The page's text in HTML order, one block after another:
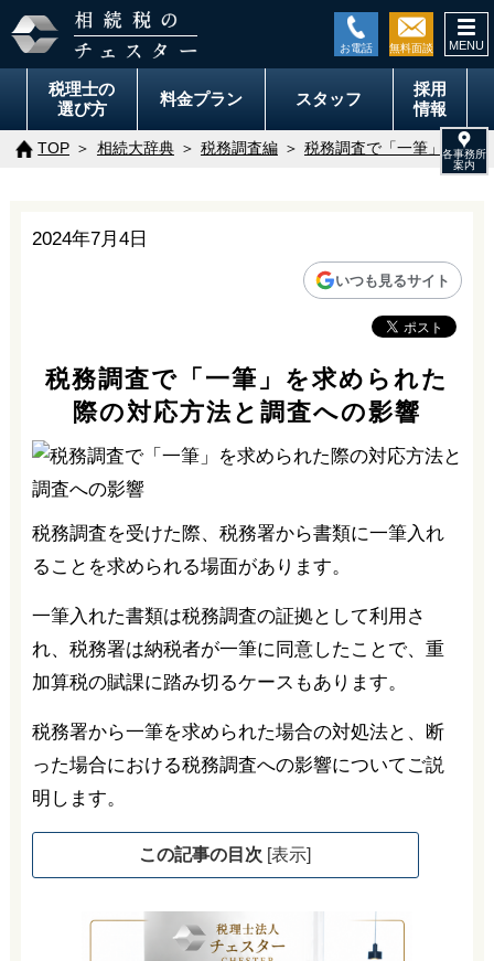
税理士の
選び方
料金プラン スタッフ
採用
情報
TOP 相続大辞典 税務調査編 税務調査で「一筆」を求
2024年7月4日
いつも見るサイト
税務調査で「一筆」を求められた
際の対応方法と調査への影響
税務調査を受けた際、税務署から書類に一筆入れ
ることを求められる場面があります。
一筆入れた書類は税務調査の証拠として利用さ
れ、税務署は納税者が一筆に同意したことで、重
加算税の賦課に踏み切るケースもあります。
税務署から一筆を求められた場合の対処法と、断
った場合における税務調査への影響についてご説
明します。
この記事の目次 [表示]